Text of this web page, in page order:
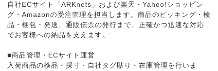
自社ECサイト「ARKnets」および楽天・Yahoo!ショッピン
グ・Amazonの受注管理を担当します。商品のピッキング・検
品・梱包・発送、通販伝票の発行まで、正確かつ迅速な対応
でお客様への納品を支えます。
■商品管理・ECサイト運営
入荷商品の検品・採寸・自社タグ貼り・在庫管理を行いま